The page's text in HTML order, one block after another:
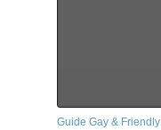
Guide Gay & Friendly